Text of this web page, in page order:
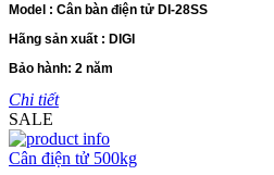
Model : Cân bàn điện tử DI-28SS
Hãng sản xuất : DIGI
Bảo hành: 2 năm
Chi tiết
SALE
Cân điện tử 500kg